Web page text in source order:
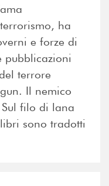
ha
e forze di
pubblicazioni
terrore
Il nemico
Sul filo di lana
sono tradotti